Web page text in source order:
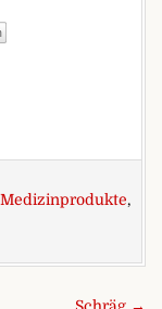
Medizinprodukte,
Ach,